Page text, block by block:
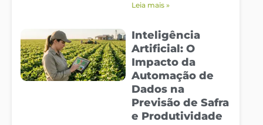
Leia mais »
Inteligência
Artificial: O
Impacto da
Automação de
Dados na
Previsão de Safra
e Produtividade